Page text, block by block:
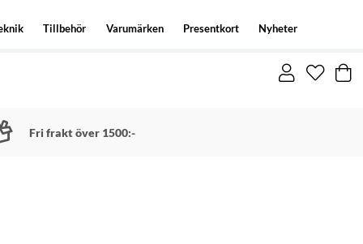
Tillbehör Varumärken Presentkort Nyheter
Fri frakt över 1500:-